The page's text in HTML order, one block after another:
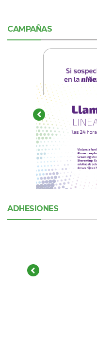
CAMPAÑAS
ADHESIONES